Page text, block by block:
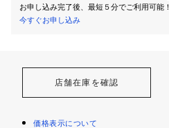
お申し込み完了後、最短５分でご利用可能！
今すぐお申し込み
店舗在庫を確認
価格表示について